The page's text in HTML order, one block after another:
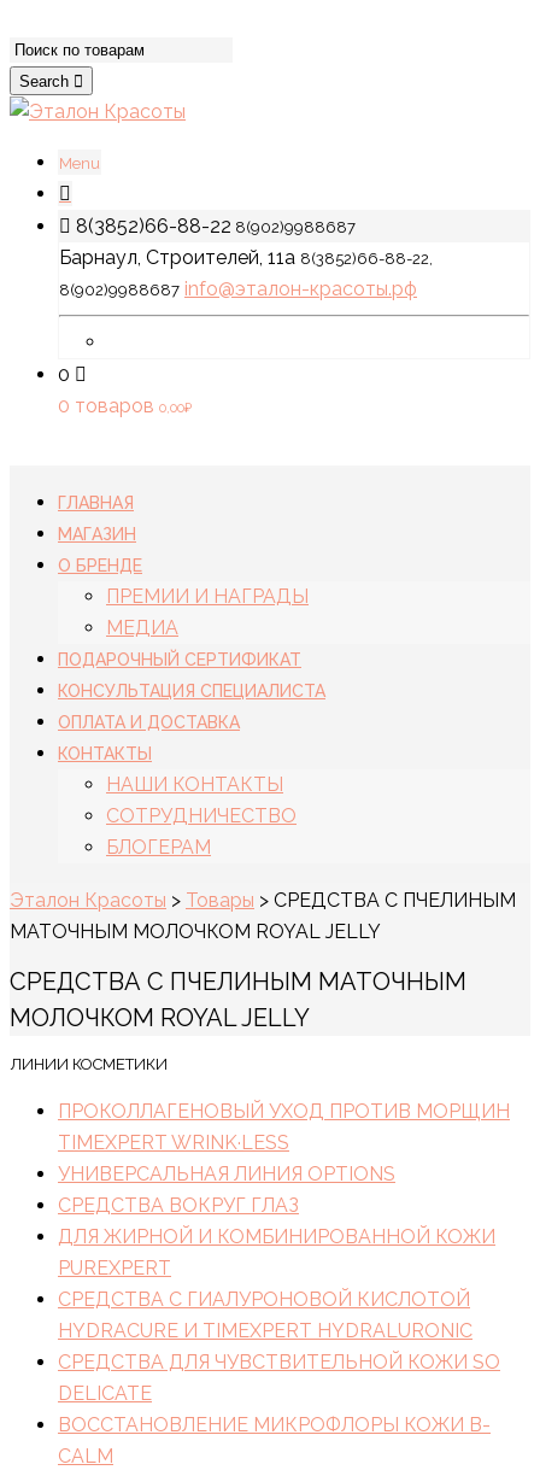
Search
Menu
8(3852)66-88-22 8(902)9988687
Барнаул, Строителей, 11а 8(3852)66-88-22,
8(902)9988687 info@эталон-красоты.рф
0
0 товаров 0,00₽
ГЛАВНАЯ
МАГАЗИН
О БРЕНДЕ
ПРЕМИИ И НАГРАДЫ
МЕДИА
ПОДАРОЧНЫЙ СЕРТИФИКАТ
КОНСУЛЬТАЦИЯ СПЕЦИАЛИСТА
ОПЛАТА И ДОСТАВКА
КОНТАКТЫ
НАШИ КОНТАКТЫ
СОТРУДНИЧЕСТВО
БЛОГЕРАМ
Эталон Красоты > Товары > СРЕДСТВА С ПЧЕЛИНЫМ
МАТОЧНЫМ МОЛОЧКОМ ROYAL JELLY
СРЕДСТВА С ПЧЕЛИНЫМ МАТОЧНЫМ
МОЛОЧКОМ ROYAL JELLY
ЛИНИИ КОСМЕТИКИ
ПРОКОЛЛАГЕНОВЫЙ УХОД ПРОТИВ МОРЩИН
TIMEXPERT WRINK·LESS
УНИВЕРСАЛЬНАЯ ЛИНИЯ OPTIONS
СРЕДСТВА ВОКРУГ ГЛАЗ
ДЛЯ ЖИРНОЙ И КОМБИНИРОВАННОЙ КОЖИ
PUREXPERT
СРЕДСТВА С ГИАЛУРОНОВОЙ КИСЛОТОЙ
HYDRACURE И TIMEXPERT HYDRALURONIC
СРЕДСТВА ДЛЯ ЧУВСТВИТЕЛЬНОЙ КОЖИ SO
DELICATE
ВОССТАНОВЛЕНИЕ МИКРОФЛОРЫ КОЖИ B-
CALM